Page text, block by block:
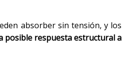
absorber sin tensión, y los
posible respuesta estructural a